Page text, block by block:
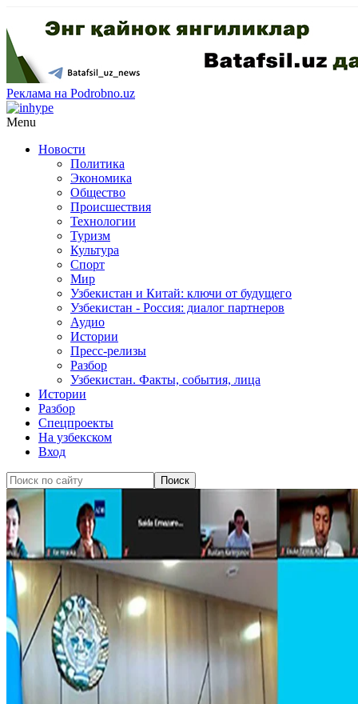
Реклама на Podrobno.uz
Menu
Новости
Политика
Экономика
Общество
Происшествия
Технологии
Туризм
Культура
Спорт
Мир
Узбекистан и Китай: ключи от будущего
Узбекистан - Россия: диалог партнеров
Аудио
Истории
Пресс-релизы
Разбор
Узбекистан. Факты, события, лица
Истории
Разбор
Спецпроекты
На узбекском
Вход